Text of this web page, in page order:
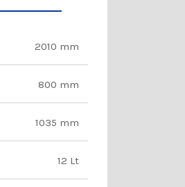
2010 mm
800 mm
1035 mm
12 Lt